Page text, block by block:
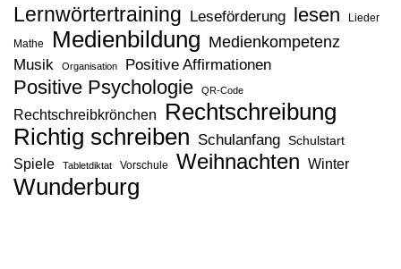
Lernwörtertraining Leseförderung lesen Lieder
Mathe Medienbildung Medienkompetenz
Musik Organisation Positive Affirmationen
Positive Psychologie QR-Code
Rechtschreibkrönchen Rechtschreibung
Richtig schreiben Schulanfang Schulstart
Spiele Tabletdiktat Vorschule Weihnachten Winter
Wunderburg